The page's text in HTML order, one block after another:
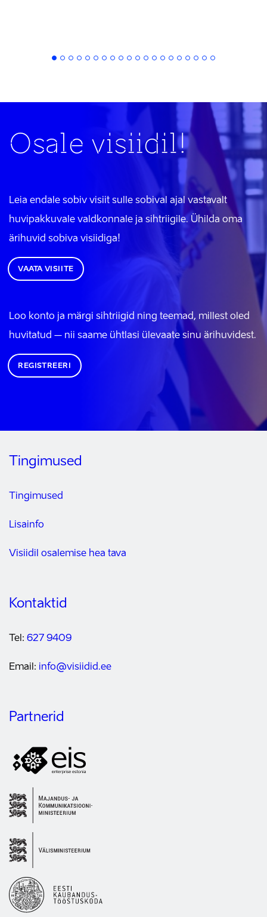
Osale visiidil!
Leia endale sobiv visiit sulle sobival ajal vastavalt
huvipakkuvale valdkonnale ja sihtriigile. Ühilda oma
ärihuvid sobiva visiidiga!
VAATA VISIITE
Loo konto ja märgi sihtriigid ning teemad, millest oled
huvitatud – nii saame ühtlasi ülevaate sinu ärihuvidest.
REGISTREERI
Tingimused
Tingimused
Lisainfo
Visiidil osalemise hea tava
Kontaktid
Tel: 627 9409
Email: info@visiidid.ee
Partnerid